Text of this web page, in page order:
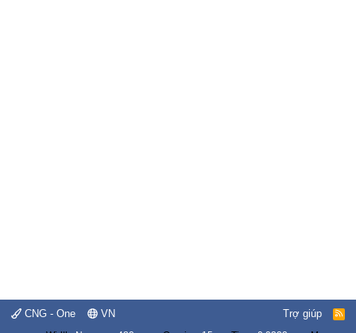
CNG - One VN Trợ giúp
R